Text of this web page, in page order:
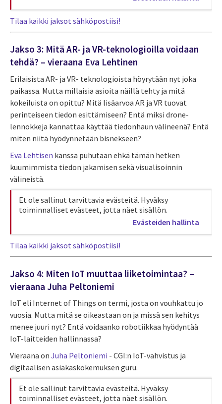
Tilaa kaikki jaksot sähköpostiisi!
Jakso 3: Mitä AR- ja VR-teknologioilla voidaan
tehdä? – vieraana Eva Lehtinen
Erilaisista AR- ja VR- teknologioista höyrytään nyt joka
paikassa. Mutta millaisia asioita näillä tehty ja mitä
kokeiluista on opittu? Mitä lisäarvoa AR ja VR tuovat
perinteiseen tiedon esittämiseen? Entä miksi drone-
lennokkeja kannattaa käyttää tiedonhaun välineenä? Entä
miten niitä hyödynnetään bisnekseen?
Eva Lehtisen kanssa puhutaan ehkä tämän hetken
kuumimmista tiedon jakamisen sekä visualisoinnin
välineistä.
Et ole sallinut tarvittavia evästeitä. Hyväksy
toiminnalliset evästeet, jotta näet sisällön.
Evästeiden hallinta
Tilaa kaikki jaksot sähköpostiisi!
Jakso 4: Miten IoT muuttaa liiketoimintaa? –
vieraana Juha Peltoniemi
IoT eli Internet of Things on termi, josta on vouhkattu jo
vuosia. Mutta mitä se oikeastaan on ja missä sen kehitys
menee juuri nyt? Entä voidaanko robotiikkaa hyödyntää
IoT-laitteiden hallinnassa?
Vieraana on Juha Peltoniemi - CGI:n IoT-vahvistus ja
digitaalisen asiakaskokemuksen guru.
Et ole sallinut tarvittavia evästeitä. Hyväksy
toiminnalliset evästeet, jotta näet sisällön.